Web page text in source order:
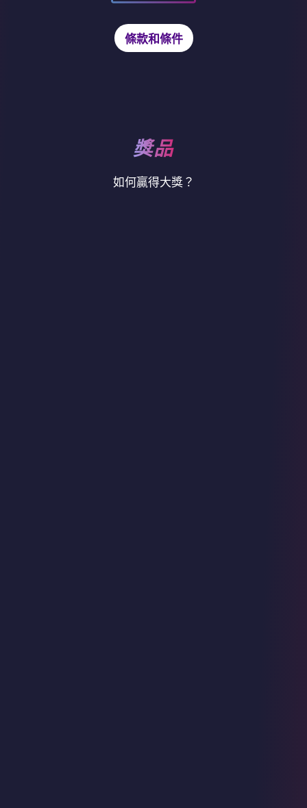
條款和條件
獎品
如何贏得大獎？